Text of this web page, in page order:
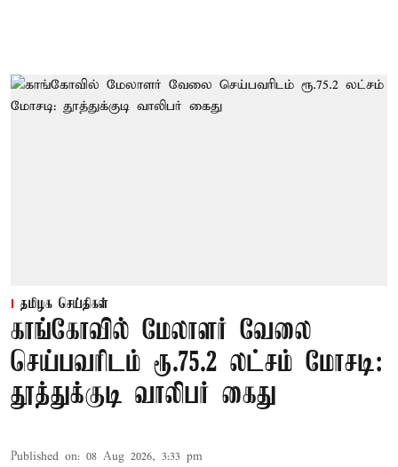
தமிழக செய்திகள்
காங்கோவில் மேலாளர் வேலை
செய்பவரிடம் ரூ.75.2 லட்சம் மோசடி:
தூத்துக்குடி வாலிபர் கைது
Published on: 08 Aug 2026, 3:33 pm